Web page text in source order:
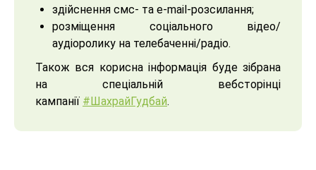
здійснення смс- та e-mail-розсилання;
розміщення соціального відео/
аудіоролику на телебаченні/радіо.
Також вся корисна інформація буде зібрана
на спеціальній вебсторінці
кампанії #ШахрайГудбай.